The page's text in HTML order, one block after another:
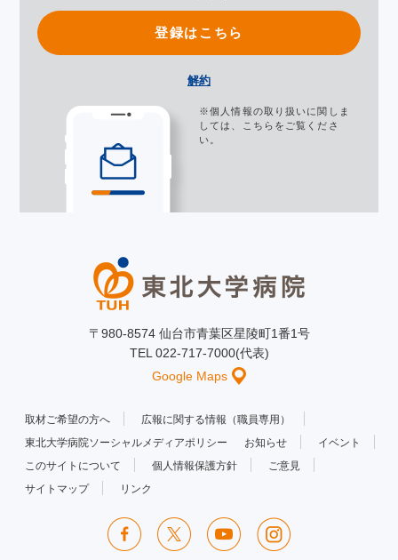
登録はこちら
解約
※個人情報の取り扱いに関しま
しては、
こちら をご覧くださ
い。
〒980-8574 仙台市青葉区星陵町1番1号
TEL 022-717-7000(代表)
Google Maps
取材ご希望の方へ
広報に関する情報（職員専用）
東北大学病院ソーシャルメディアポリシー
お知らせ
イベント
このサイトについて
個人情報保護方針
ご意見
サイトマップ
リンク